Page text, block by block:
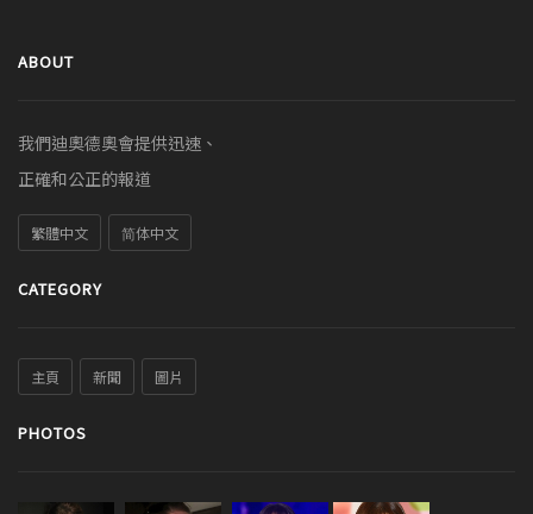
ABOUT
我們迪奧德奧會提供迅速、
正確和公正的報道
繁體中文 简体中文
CATEGORY
主頁 新聞 圖片
PHOTOS